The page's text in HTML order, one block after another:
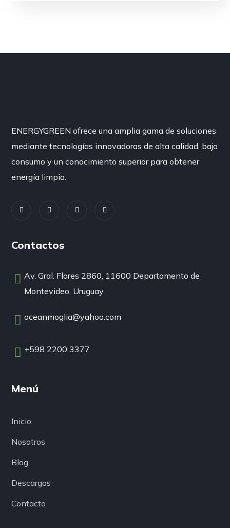
ENERGYGREEN ofrece una amplia gama de soluciones
mediante tecnologías innovadoras de alta calidad, bajo
consumo y un conocimiento superior para obtener
energía limpia.
Contactos
Av. Gral. Flores 2860, 11600 Departamento de
Montevideo, Uruguay
oceanmoglia@yahoo.com
+598 2200 3377
Menú
Inicio
Nosotros
Blog
Descargas
Contacto